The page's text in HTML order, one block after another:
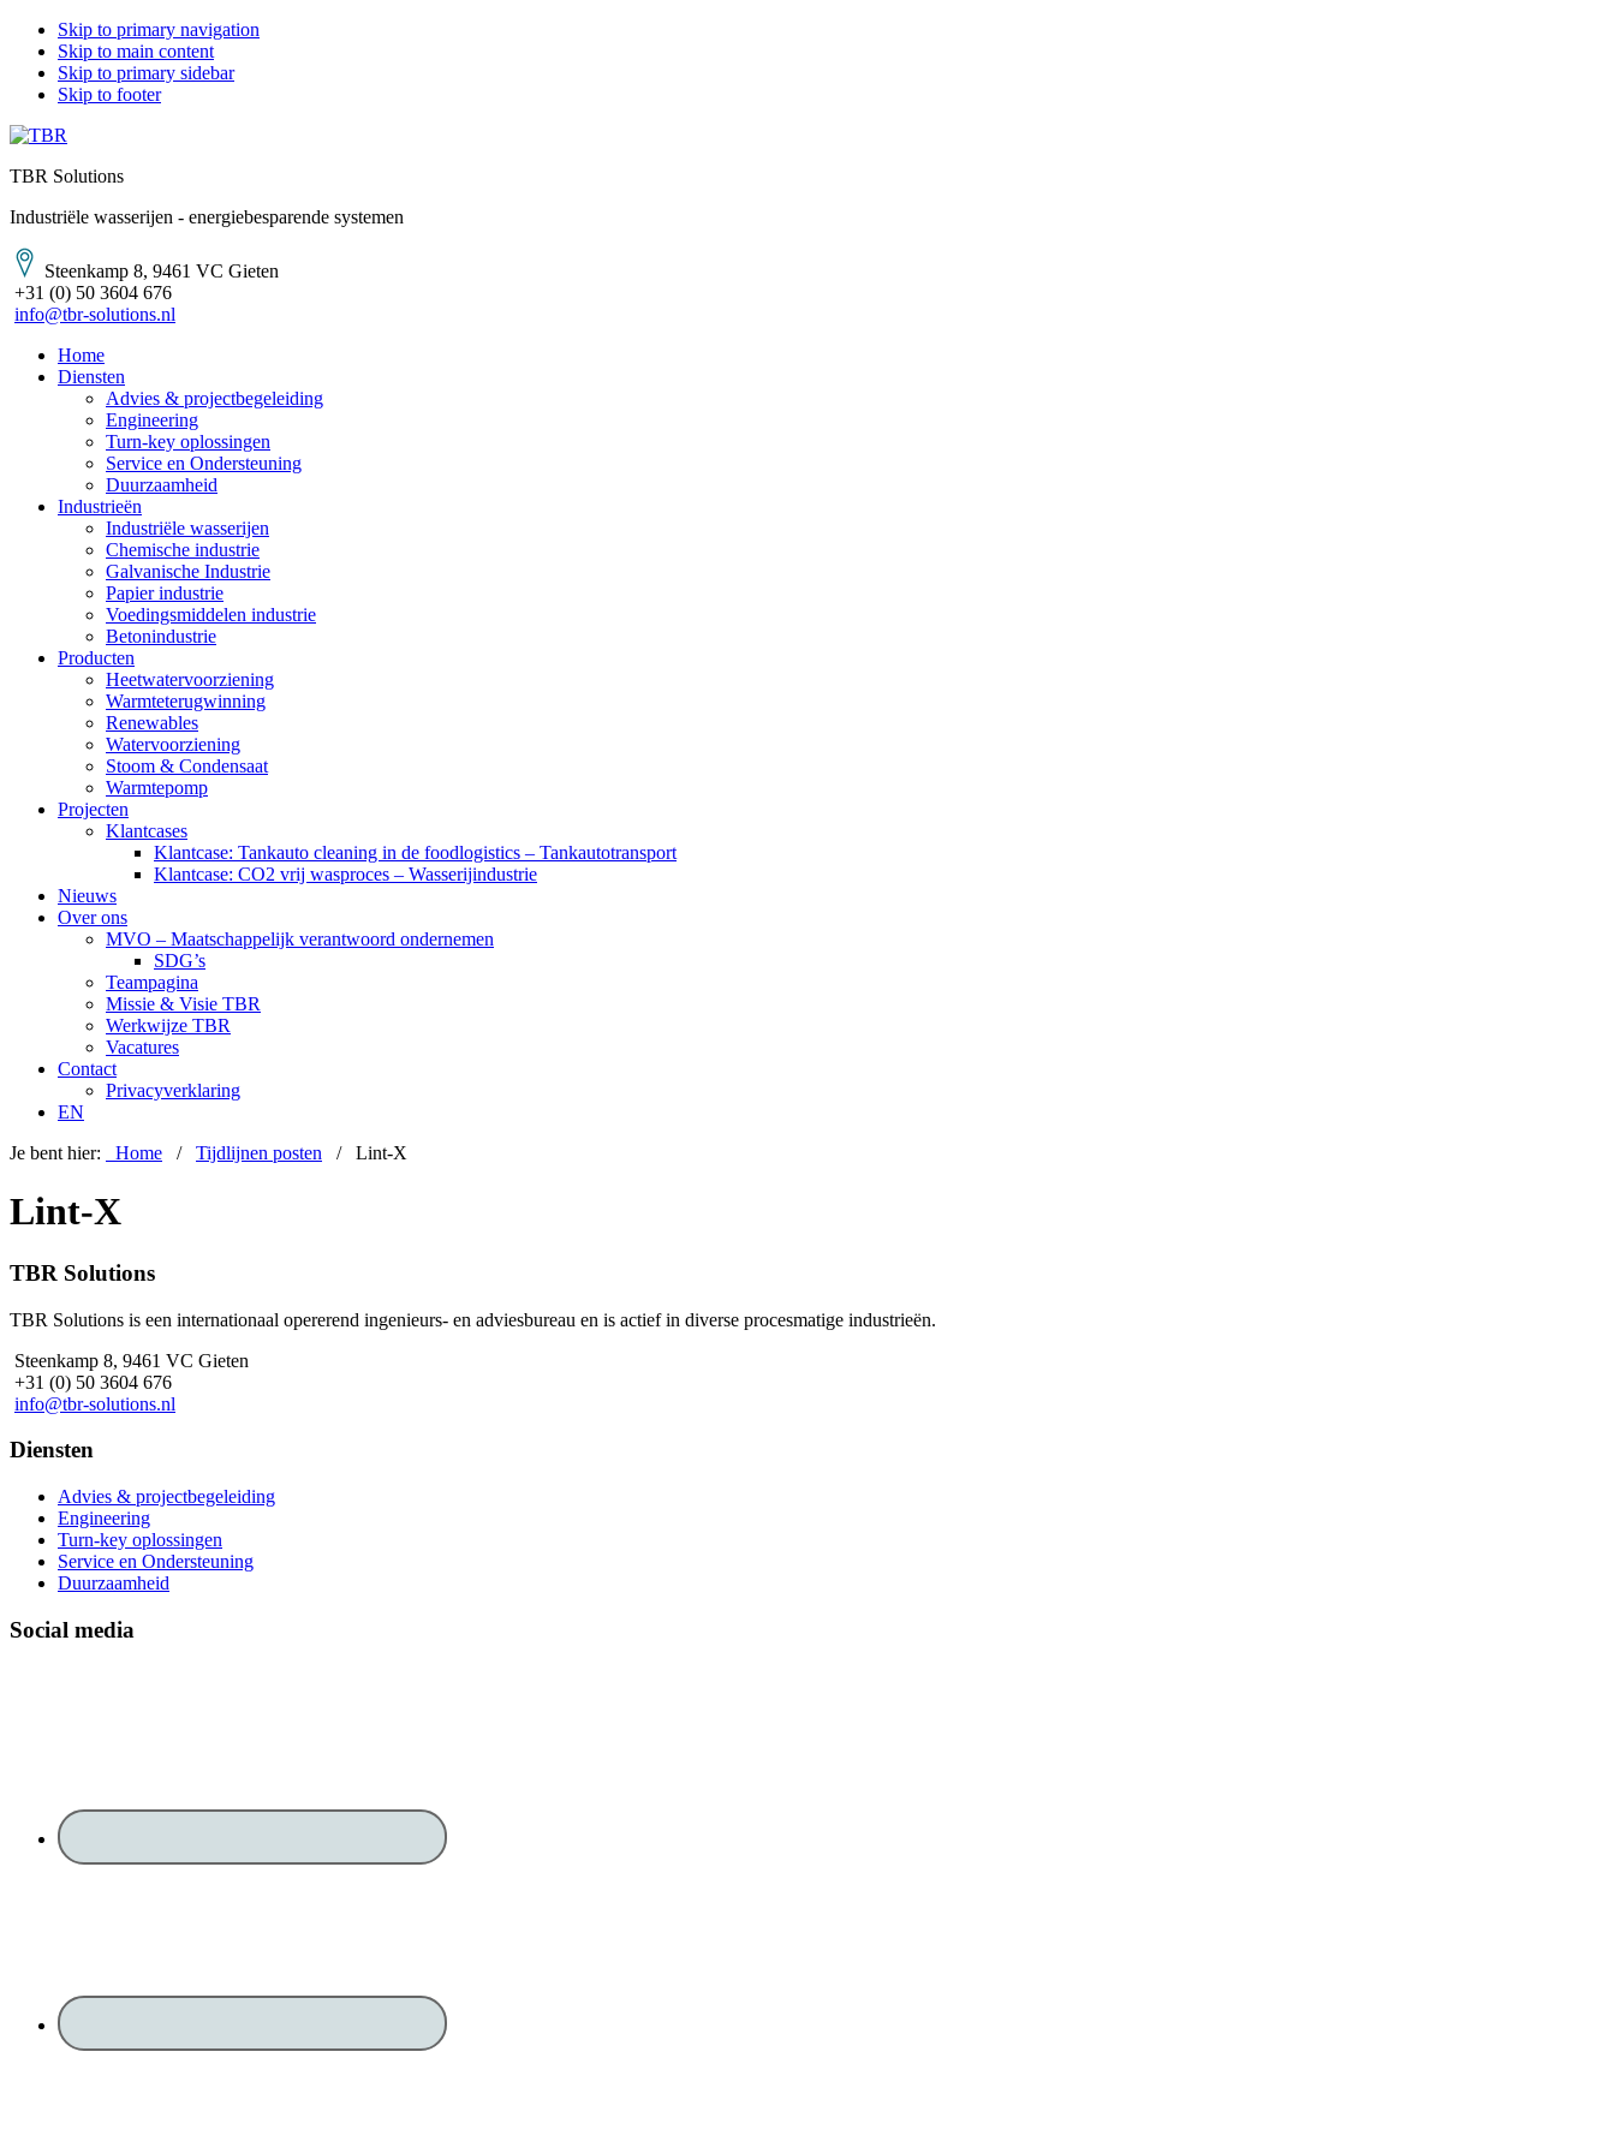
Skip to primary navigation
Skip to main content
Skip to primary sidebar
Skip to footer
TBR Solutions
Industriële wasserijen - energiebesparende systemen
Steenkamp 8, 9461 VC Gieten
+31 (0) 50 3604 676
info@tbr-solutions.nl
Home
Diensten
Advies & projectbegeleiding
Engineering
Turn-key oplossingen
Service en Ondersteuning
Duurzaamheid
Industrieën
Industriële wasserijen
Chemische industrie
Galvanische Industrie
Papier industrie
Voedingsmiddelen industrie
Betonindustrie
Producten
Heetwatervoorziening
Warmteterugwinning
Renewables
Watervoorziening
Stoom & Condensaat
Warmtepomp
Projecten
Klantcases
Klantcase: Tankauto cleaning in de foodlogistics – Tankautotransport
Klantcase: CO2 vrij wasproces – Wasserijindustrie
Nieuws
Over ons
MVO – Maatschappelijk verantwoord ondernemen
SDG’s
Teampagina
Missie & Visie TBR
Werkwijze TBR
Vacatures
Contact
Privacyverklaring
EN
Je bent hier:
Home / Tijdlijnen posten / Lint-X
Lint-X
Footer
TBR Solutions
TBR Solutions is een internationaal opererend ingenieurs- en adviesbureau en is actief in diverse procesmatige industrieën.
Steenkamp 8, 9461 VC Gieten
+31 (0) 50 3604 676
info@tbr-solutions.nl
Diensten
Advies & projectbegeleiding
Engineering
Turn-key oplossingen
Service en Ondersteuning
Duurzaamheid
Social media